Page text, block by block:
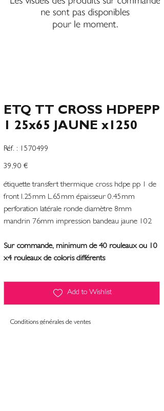
ETQ TT CROSS HDPEPP
1 25x65 JAUNE x1250
Réf. :
SKU
1570499
1570499
Preço
39,90 €
étiquette transfert thermique cross hdpe pp 1 de
front l.25mm L.65mm épaisseur 0.45mm
perforation latérale ronde diamètre 8mm
mandrin 76mm impression bandeau jaune 102
Sur commande, minimum de 40 rouleaux ou 10
x4 rouleaux de coloris différents
Add to Wishlist
Conditions générales de ventes